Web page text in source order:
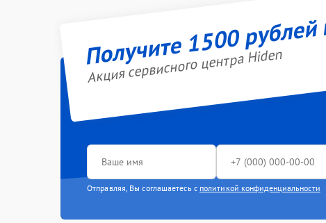
Получите 1500
Акция сервисного центра Hiden
Отправляя, Вы соглашаетесь с политикой конфиденциальности